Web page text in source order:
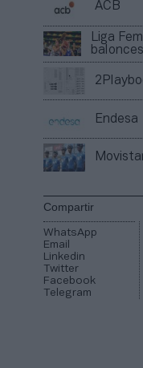
ACB
Liga
Endesa
Compartir
WhatsApp
Email
Linkedin
Twitter
Facebook
Telegram